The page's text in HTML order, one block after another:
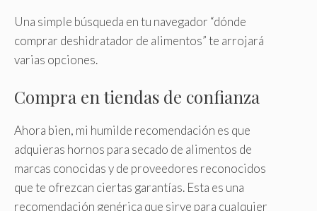
Una simple búsqueda en tu navegador “dónde
comprar deshidratador de alimentos” te arrojará
varias opciones.
Compra en tiendas de confianza
Ahora bien, mi humilde recomendación es que
adquieras hornos para secado de alimentos de
marcas conocidas y de proveedores reconocidos
que te ofrezcan ciertas garantías. Esta es una
recomendación genérica que sirve para cualquier